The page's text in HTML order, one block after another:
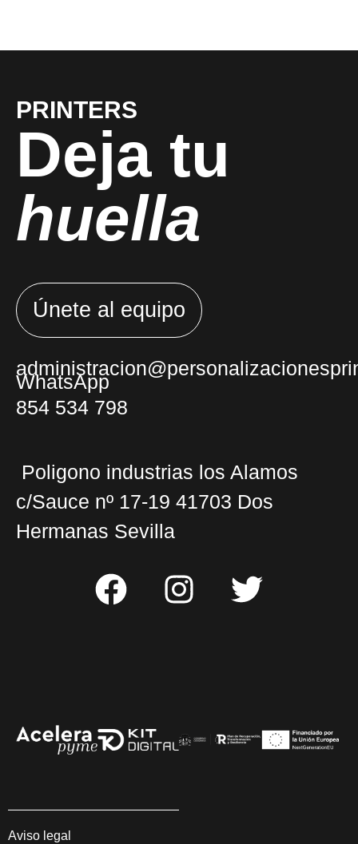
PRINTERS
Deja tu
huella
Únete al equipo
WhatsApp
854 534 798
Poligono industrias los Alamos
c/Sauce nº 17-19 41703 Dos
Hermanas Sevilla
Aviso legal